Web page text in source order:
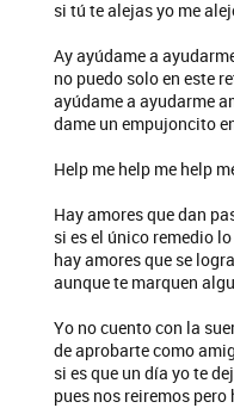
si tú te alejas yo me
Ay ayúdame a
no puedo solo en este
ayúdame a ayudarme
dame un empujoncito
Help me help me help
Hay amores que dan
si es el único remedio
hay amores que se
aunque te marquen
Yo no cuento con la
de aprobarte como
si es que un día yo te
pues nos reiremos